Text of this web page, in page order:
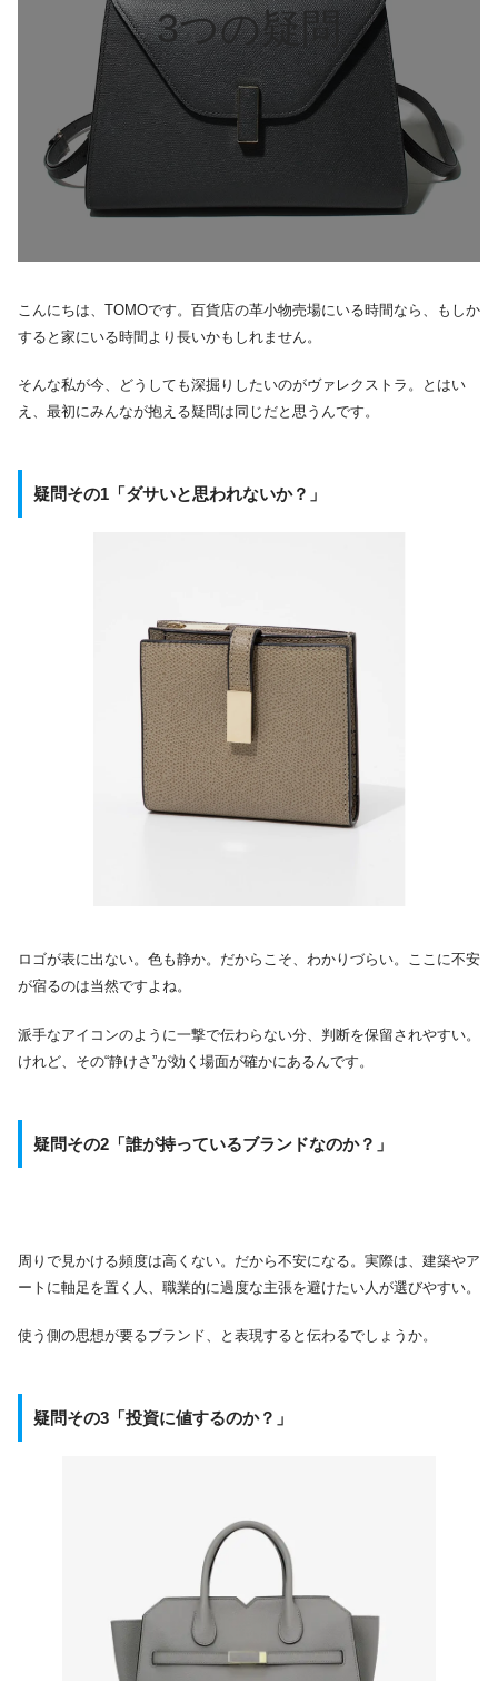
3つの疑問
こんにちは、TOMOです。百貨店の革小物売場にいる時間なら、もしか
すると家にいる時間より長いかもしれません。
そんな私が今、どうしても深掘りしたいのがヴァレクストラ。とはい
え、最初にみんなが抱える疑問は同じだと思うんです。
疑問その1「ダサいと思われないか？」
ロゴが表に出ない。色も静か。だからこそ、わかりづらい。ここに不安
が宿るのは当然ですよね。
派手なアイコンのように一撃で伝わらない分、判断を保留されやすい。
けれど、その“静けさ”が効く場面が確かにあるんです。
疑問その2「誰が持っているブランドなのか？」
周りで見かける頻度は高くない。だから不安になる。実際は、建築やア
ートに軸足を置く人、職業的に過度な主張を避けたい人が選びやすい。
使う側の思想が要るブランド、と表現すると伝わるでしょうか。
疑問その3「投資に値するのか？」